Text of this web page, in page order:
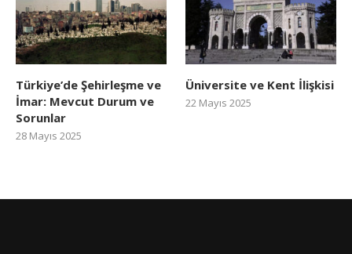
Türkiye’de Şehirleşme ve
İmar: Mevcut Durum ve
Sorunlar
28 Mayıs 2025
Üniversite ve Kent İlişkisi
22 Mayıs 2025